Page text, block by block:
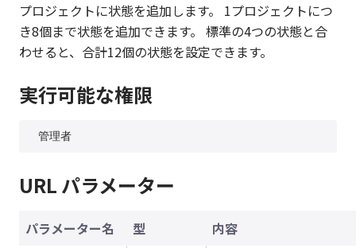
プロジェクトに状態を追加します。 1プロジェクトにつ
き8個まで状態を追加できます。 標準の4つの状態と合
わせると、合計12個の状態を設定できます。
実行可能な権限
URL パラメーター
パラメーター名 型 内容